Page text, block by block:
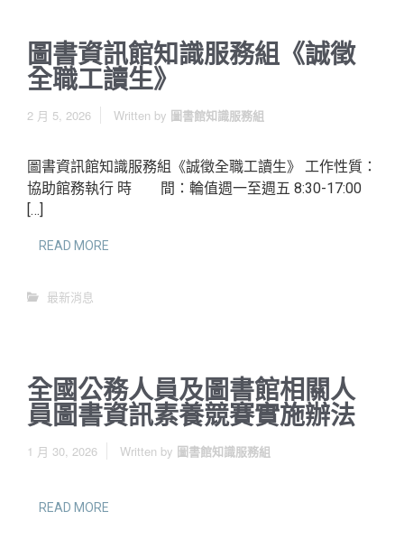
圖書資訊館知識服務組《誠徵
全職工讀生》
2 月 5, 2026 Written by 圖書館知識服務組
圖書資訊館知識服務組《誠徵全職工讀生》 工作性質：
協助館務執行 時 間：輪值週一至週五 8:30-17:00
[…]
READ MORE
最新消息
全國公務人員及圖書館相關人
員圖書資訊素養競賽實施辦法
1 月 30, 2026 Written by 圖書館知識服務組
READ MORE